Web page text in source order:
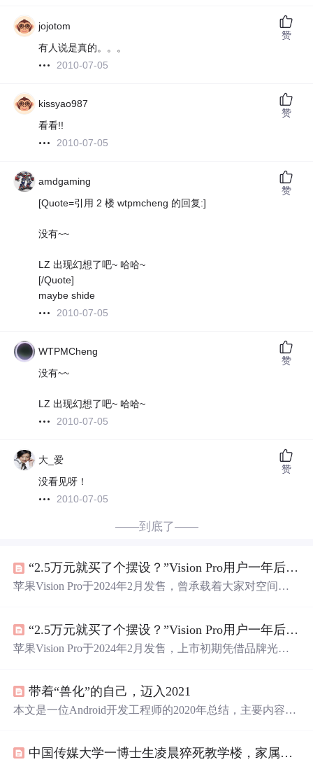
jojotom
有人说是真的。。。
2010-07-05
赞
kissyao987
看看!!
2010-07-05
赞
amdgaming
[Quote=引用 2 楼 wtpmcheng 的回复:]
没有~~
LZ 出现幻想了吧~ 哈哈~
[/Quote]
maybe shide
2010-07-05
赞
WTPMCheng
没有~~
LZ 出现幻想了吧~ 哈哈~
2010-07-05
赞
大_爱
没看见呀！
2010-07-05
赞
——到底了——
“2.5万元就买了个摆设？”Vision Pro用户一年后集体后悔：吃灰、脖子疼、卖不掉!
苹果Vision Pro于2024年2月发售，曾承载着大家对空间计
软件生态差等问题，销量惨淡。苹果已调整策略，还在研
发新的VR头显。
“2.5万元就买了个摆设？”Vision Pro用户一年后集体后悔：吃灰、脖子疼、卖不掉
苹果Vision Pro于2024年2月发售，上市初期凭借品牌光环
软件生态不佳等问题，销量惨淡，苹果已暂时停产，不过
仍在研发新VR头显。
带着“兽化”的自己，迈入2021
本文是一位Android开发工程师的2020年总结，主要内容包
升了职业技能，并对未来有所规划。同时，他在工作中寻
中国传媒大学一博士生凌晨猝死教学楼，家属怀疑系过劳死(zz)